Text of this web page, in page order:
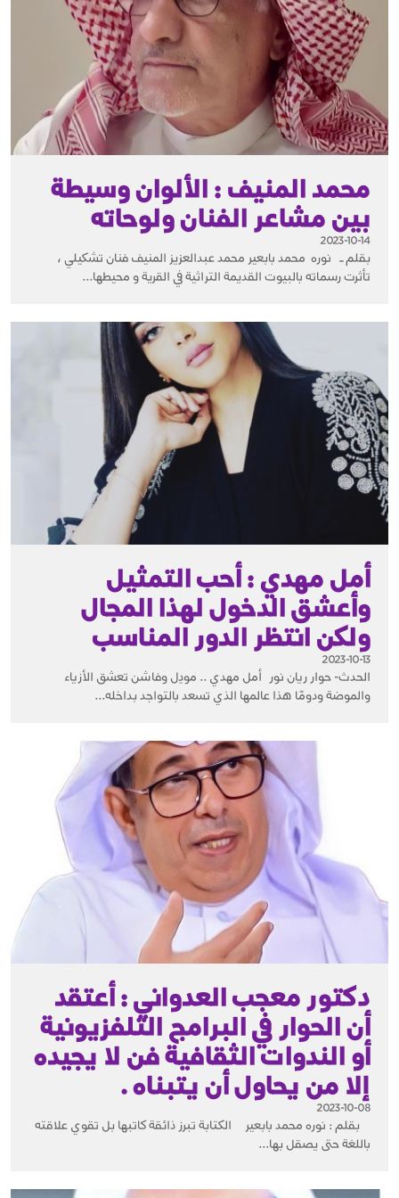
محمد المنيف : الألوان وسيطة
بين مشاعر الفنان ولوحاته
2023-10-14
بقلم ــ نوره محمد بابعير محمد عبدالعزيز المنيف فنان تشكيلي ،
تأثرت رسماته بالبيوت القديمة التراثية في القرية و محيطها...
أمل مهدي : أحب التمثيل
وأعشق الدخول لهذا المجال
ولكن انتظر الدور المناسب
2023-10-13
الحدث- حوار ريان نور أمل مهدي .. مودِل وفاشن تعشق الأزياء
والموضة ودومًا هذا عالمها الذي تسعد بالتواجد بداخله...
دكتور معجب العدواني : أعتقد
أن الحوار في البرامج التلفزيونية
أو الندوات الثقافية فن لا يجيده
إلا من يحاول أن يتبناه .
2023-10-08
بقلم : نوره محمد بابعير الكتابة تبرز ذائقة كاتبها بل تقوي علاقته
باللغة حتى يصقل بها...